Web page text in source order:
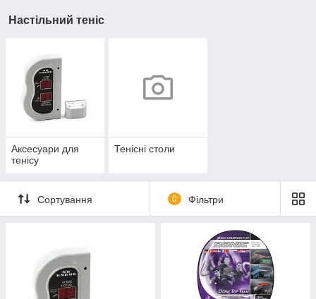
Настільний теніс
Аксесуари для
тенісу
Тенісні столи
Сортування 0 Фільтри